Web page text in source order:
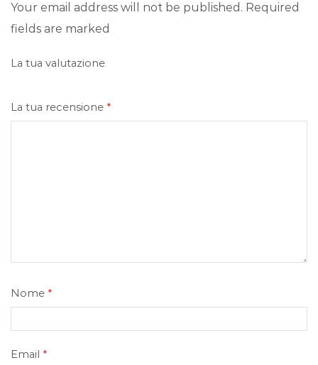
Your email address will not be published. Required
fields are marked
La tua valutazione
La tua recensione *
Nome *
Email *